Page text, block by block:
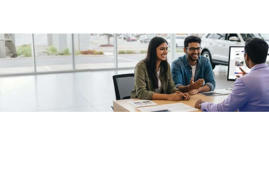
/fragments/plp-details